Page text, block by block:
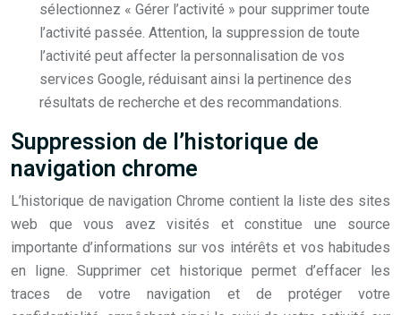
sélectionnez « Gérer l’activité » pour supprimer toute
l’activité passée. Attention, la suppression de toute
l’activité peut affecter la personnalisation de vos
services Google, réduisant ainsi la pertinence des
résultats de recherche et des recommandations.
Suppression de l’historique de
navigation chrome
L’historique de navigation Chrome contient la liste des sites
web que vous avez visités et constitue une source
importante d’informations sur vos intérêts et vos habitudes
en ligne. Supprimer cet historique permet d’effacer les
traces de votre navigation et de protéger votre